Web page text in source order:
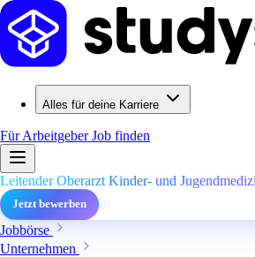
Alles für deine Karriere
Für ArbeitgeberJob finden
Leitender Oberarzt Kinder- und
Jetzt bewerben
Jobbörse
Unternehmen